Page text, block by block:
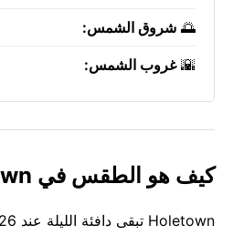
🌅 شروق الشمس:
🌇غروب الشمس:
كيف هو الطقس في Holetown الآن؟